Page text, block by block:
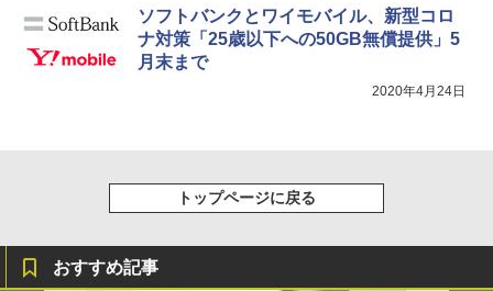
ソフトバンクとワイモバイル、新型コロ
ナ対策「25歳以下への50GB無償提供」5
月末まで
2020年4月24日
トップページに戻る
おすすめ記事